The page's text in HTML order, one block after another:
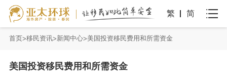
繁 简
首页 移民资讯 新闻中心 美国投资移民费用和所需资金
美国投资移民费用和所需资金